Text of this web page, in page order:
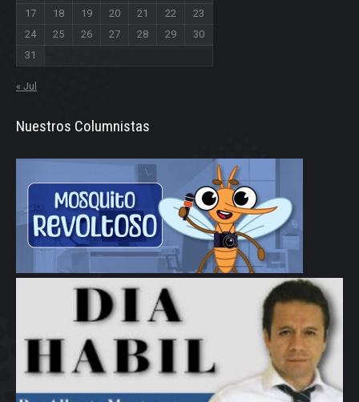
17
18 19 20 21 22
23
24
25 26 27 28 29
30
31
« Jul
Nuestros Columnistas